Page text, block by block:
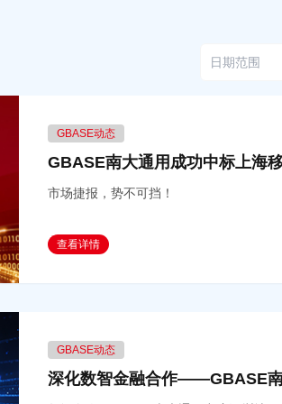
GBASE动态
GBASE南大通用成功中标上海
市场捷报，势不可挡！
查看详情
GBASE动态
深化数智金融合作——GBASE